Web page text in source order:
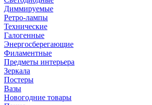
Диммируемые
Ретро-лампы
Технические
Галогенные
Энергосберегающие
Филаментные
Предметы интерьера
Зеркала
Постеры
Вазы
Новогодние товары